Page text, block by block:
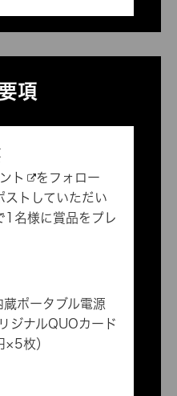
項
ト
をフォロー
ストしていただい
1名様に賞品をプレ
蔵ポータブル電源
ジナルQUOカード
枚）